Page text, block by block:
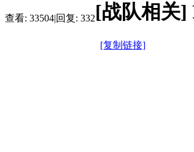
查看: 33504|回复: 332[战队相关]
[复制链接]